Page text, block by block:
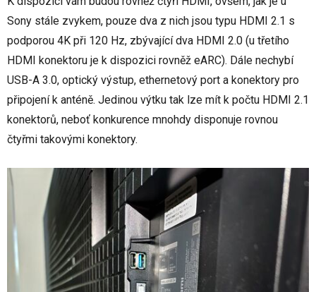
Sony stále zvykem, pouze dva z nich jsou typu HDMI 2.1 s
podporou 4K při 120 Hz, zbývající dva HDMI 2.0 (u třetího
HDMI konektoru je k dispozici rovněž eARC). Dále nechybí
USB-A 3.0, optický výstup, ethernetový port a konektory pro
připojení k anténě. Jedinou výtku tak lze mít k počtu HDMI 2.1
konektorů, neboť konkurence mnohdy disponuje rovnou
čtyřmi takovými konektory.